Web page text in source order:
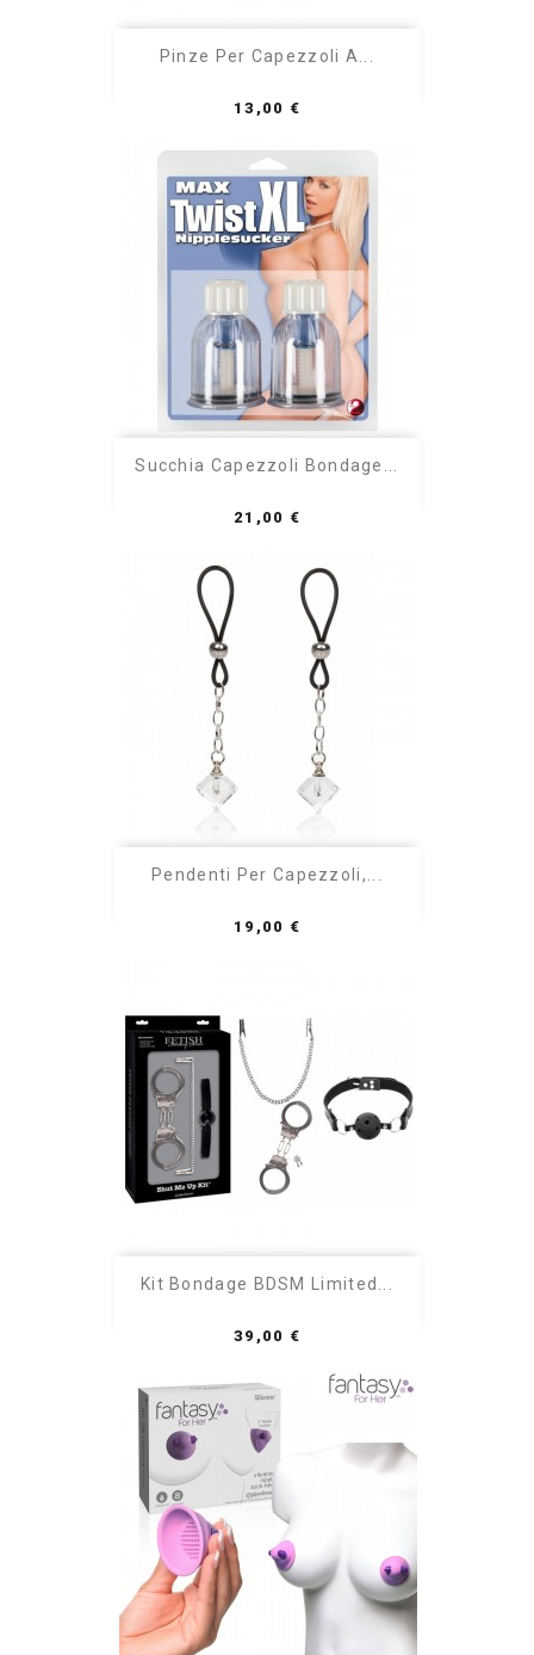
Pinze Per Capezzoli A...
Prezzo
13,00 €
Succhia Capezzoli Bondage...
Prezzo
21,00 €
Pendenti Per Capezzoli,...
Prezzo
19,00 €
Kit Bondage BDSM Limited...
Prezzo
39,00 €